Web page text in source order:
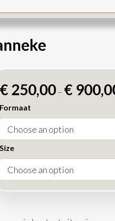
€ 250,00– €
Formaat
Size